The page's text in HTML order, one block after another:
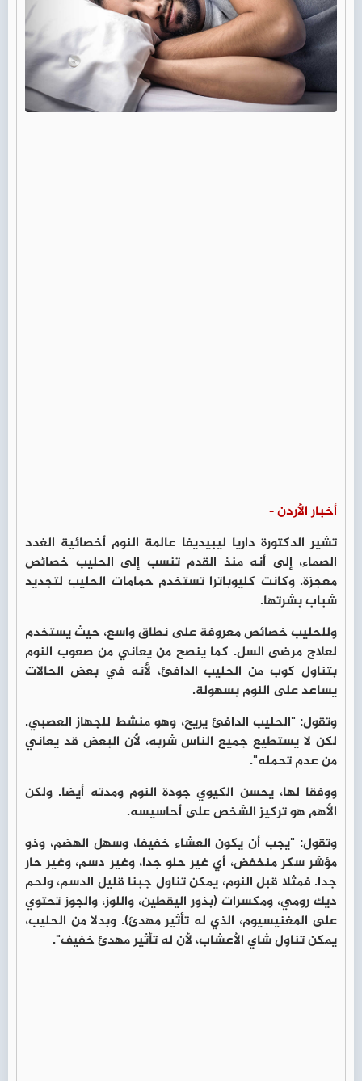
أخبار الأردن -
تشير الدكتورة داريا ليبيديفا عالمة النوم أخصائية الغدد
الصماء، إلى أنه منذ القدم تنسب إلى الحليب خصائص
معجزة. وكانت كليوباترا تستخدم حمامات الحليب لتجديد
شباب بشرتها.
وللحليب خصائص معروفة على نطاق واسع، حيث يستخدم
لعلاج مرضى السل. كما ينصح من يعاني من صعوب النوم
بتناول كوب من الحليب الدافئ، لأنه في بعض الحالات
يساعد على النوم بسهولة.
وتقول: "الحليب الدافئ يريح، وهو منشط للجهاز العصبي.
لكن لا يستطيع جميع الناس شربه، لأن البعض قد يعاني
من عدم تحمله".
ووفقا لها، يحسن الكيوي جودة النوم ومدته أيضا. ولكن
الأهم هو تركيز الشخص على أحاسيسه.
وتقول: "يجب أن يكون العشاء خفيفا، وسهل الهضم، وذو
مؤشر سكر منخفض، أي غير حلو جدا، وغير دسم، وغير حار
جدا. فمثلا قبل النوم، يمكن تناول جبنا قليل الدسم، ولحم
ديك رومي، ومكسرات (بذور اليقطين، واللوز، والجوز تحتوي
على المغنيسيوم، الذي له تأثير مهدئ). وبدلا من الحليب،
يمكن تناول شاي الأعشاب، لأن له تأثير مهدئ خفيف".